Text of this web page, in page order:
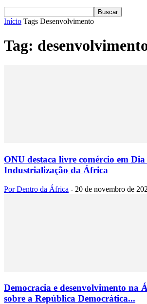
Início Tags Desenvolvimento
Tag:
ONU destaca livre comércio em Dia
Industrialização da África
Por Dentro da África - 20 de novembro de
Democracia e desenvolvimento na
sobre a República Democrática...